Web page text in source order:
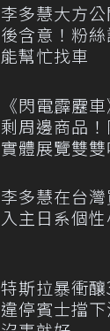
李多慧大方
後含意！粉
能幫忙找車
《閃電霹靂
剩周邊商品
實體展覽雙
李多慧在台
入主日系個
特斯拉暴衝釀
違停賓士擋